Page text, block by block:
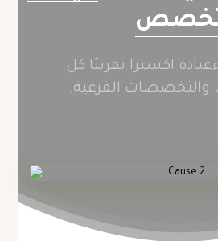
اكسترا تقريبًا كل
الفرعية.